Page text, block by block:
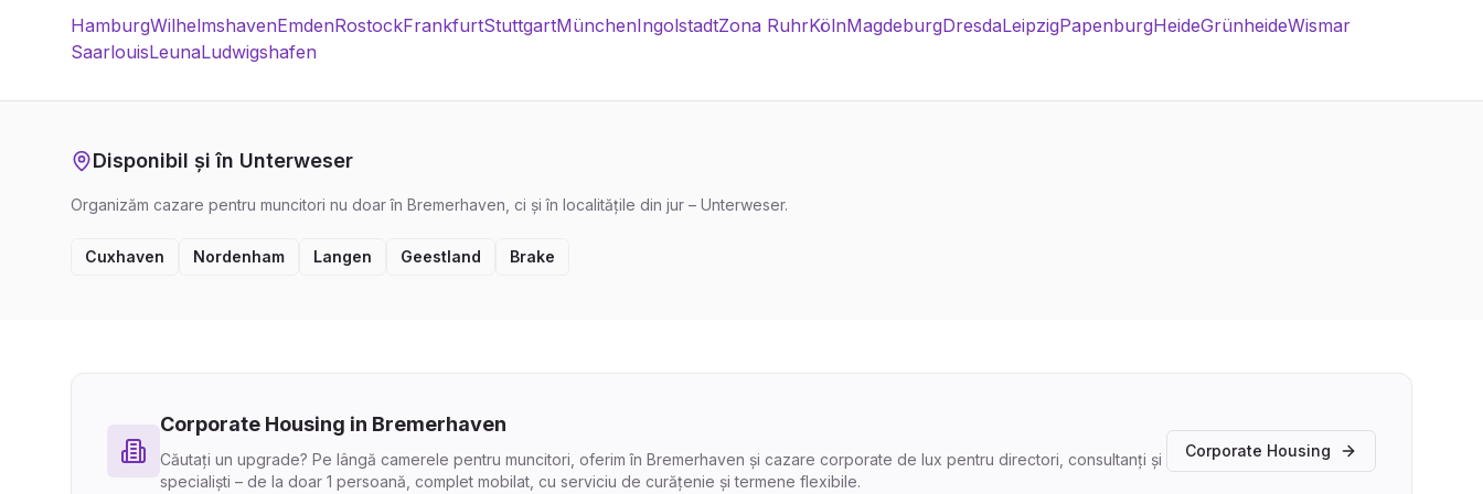
HamburgWilhelmshavenEmdenRostockFrankfurtStuttgartMünchenIngolstadtZona RuhrKölnMagdeburgDresdaLeipzigPapenburgHeideGrünheideWismar
SaarlouisLeunaLudwigshafen
Disponibil și în Unterweser
Organizăm cazare pentru muncitori nu doar în Bremerhaven, ci și în localitățile din jur – Unterweser.
Cuxhaven Nordenham Langen Geestland Brake
Corporate Housing in Bremerhaven
Căutați un upgrade? Pe lângă camerele pentru muncitori, oferim în Bremerhaven și cazare corporate de lux pentru directori, consultanți și
specialiști – de la doar 1 persoană, complet mobilat, cu serviciu de curățenie și termene flexibile.
Corporate Housing